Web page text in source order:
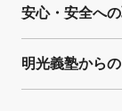
安心・安全へ
明光義塾から